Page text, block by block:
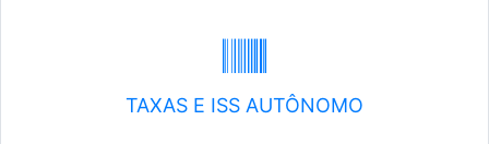
TAXAS E ISS AUTÔNOMO